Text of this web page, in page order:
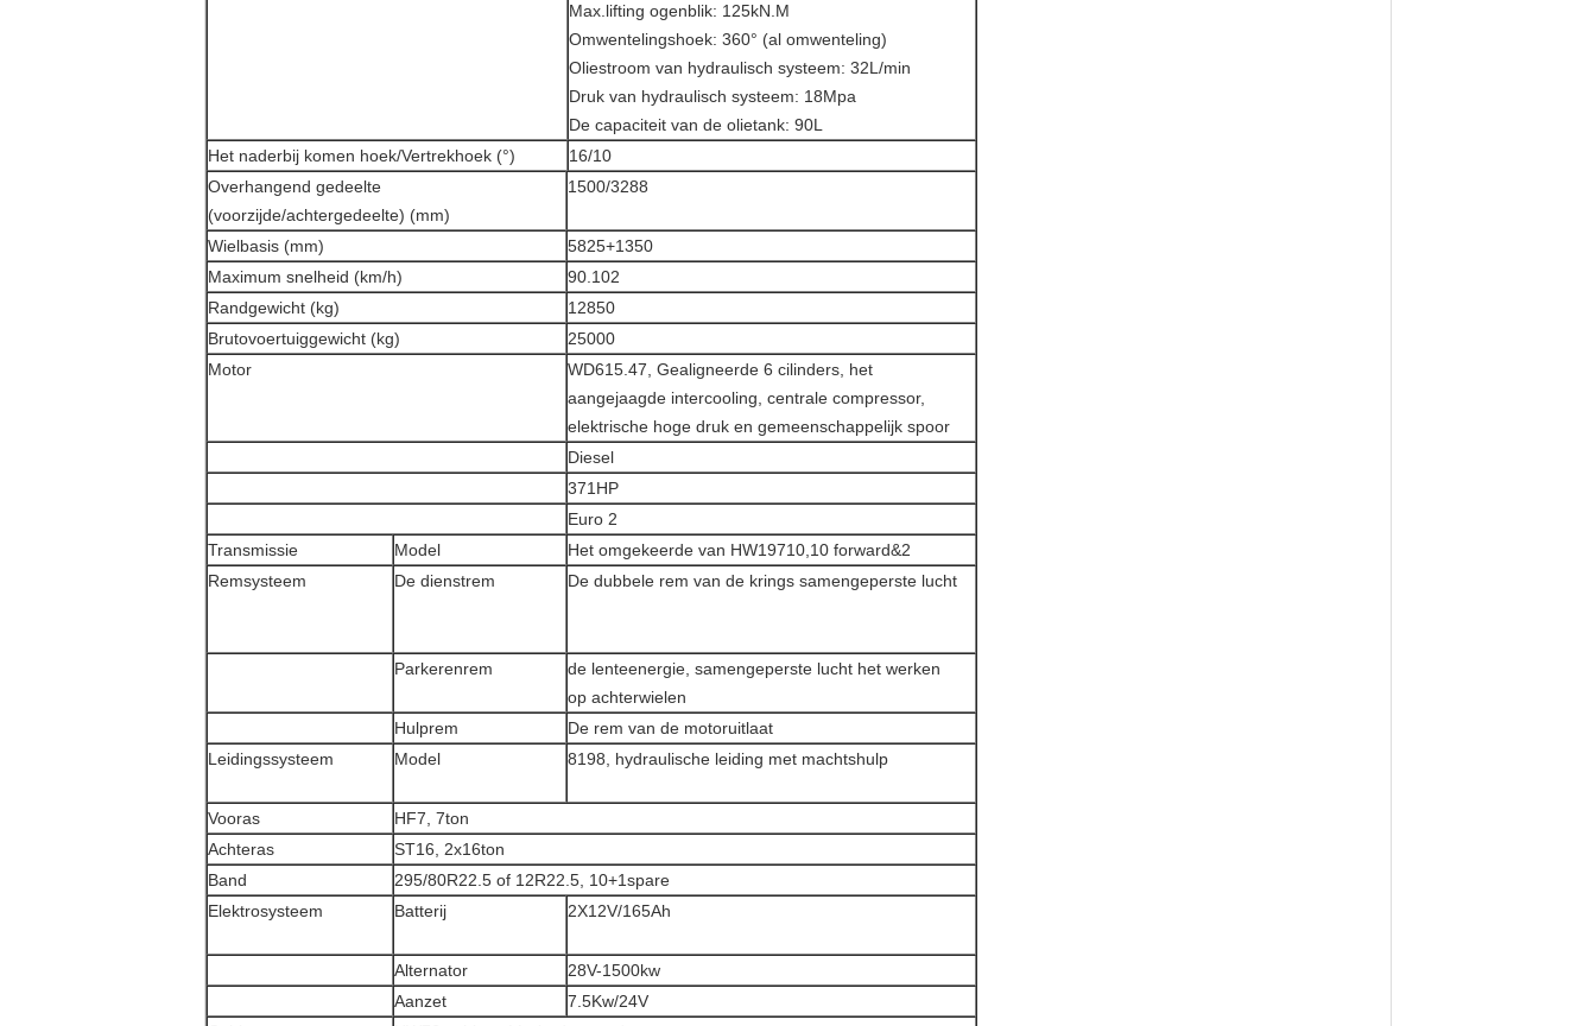
Max.lifting ogenblik: 125kN.M
Omwentelingshoek: 360° (al omwenteling)
Oliestroom van hydraulisch systeem: 32L/min
Druk van hydraulisch systeem: 18Mpa
De capaciteit van de olietank: 90L
Het naderbij komen hoek/Vertrekhoek (°)
16/10
Overhangend gedeelte
(voorzijde/achtergedeelte) (mm)
1500/3288
Wielbasis (mm)
5825+1350
Maximum snelheid (km/h)
90.102
Randgewicht (kg)
12850
Brutovoertuiggewicht (kg)
25000
Motor
WD615.47, Gealigneerde 6 cilinders, het
aangejaagde intercooling, centrale compressor,
elektrische hoge druk en gemeenschappelijk spoor
Diesel
371HP
Euro 2
Transmissie
Model
Het omgekeerde van HW19710,10 forward&2
Remsysteem
De dienstrem De dubbele rem van de krings samengeperste lucht
Parkerenrem
de lenteenergie, samengeperste lucht het werken
op achterwielen
Hulprem
De rem van de motoruitlaat
Leidingssysteem
Model 8198, hydraulische leiding met machtshulp
Vooras
HF7, 7ton
Achteras
ST16, 2x16ton
Band
295/80R22.5 of 12R22.5, 10+1spare
Elektrosysteem
Batterij 2X12V/165Ah
Alternator
28V-1500kw
Aanzet
7.5Kw/24V